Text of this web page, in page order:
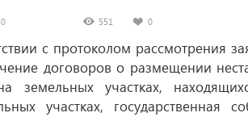
551 0
с протоколом рассмотрения
договоров о размещении
земельных участках,
участках, государственная